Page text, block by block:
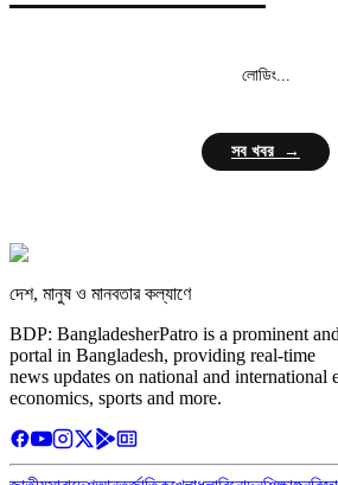
লোডিং...
সব খবর →
দেশ, মানুষ ও মানবতার কল্যাণে
BDP: BangladesherPatro is a prominent
portal in Bangladesh, providing real-time
news updates on national and international
economics, sports and more.